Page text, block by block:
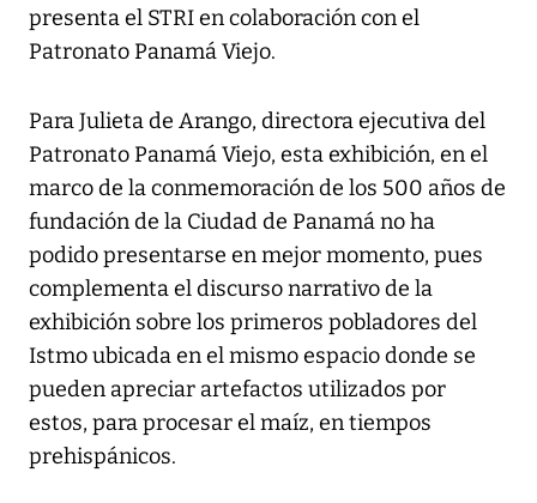
presenta el STRI en colaboración con el
Patronato Panamá Viejo.
Para Julieta de Arango, directora ejecutiva del
Patronato Panamá Viejo, esta exhibición, en el
marco de la conmemoración de los 500 años de
fundación de la Ciudad de Panamá no ha
podido presentarse en mejor momento, pues
complementa el discurso narrativo de la
exhibición sobre los primeros pobladores del
Istmo ubicada en el mismo espacio donde se
pueden apreciar artefactos utilizados por
estos, para procesar el maíz, en tiempos
prehispánicos.